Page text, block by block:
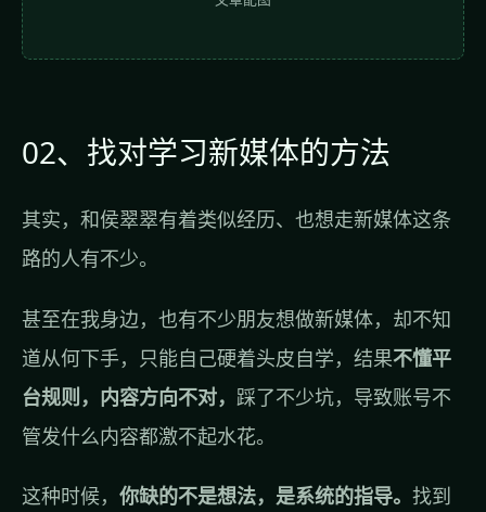
02、找对学习新媒体的方法
其实，和侯翠翠有着类似经历、也想走新媒体这条
路的人有不少。
甚至在我身边，也有不少朋友想做新媒体，却不知
道从何下手，只能自己硬着头皮自学，结果不懂平
台规则，内容方向不对， 踩了不少坑，导致账号不
管发什么内容都激不起水花。
这种时候， 你缺的不是想法，是系统的指导。 找到